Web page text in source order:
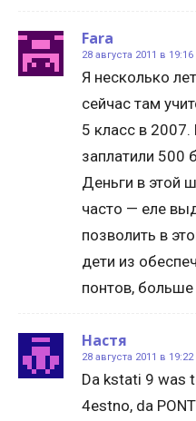
Fara
28 августа 2011 в 19:16
Я несколько
сейчас там
5 класс в 2007.
заплатили 500
Деньги в этой
часто — еле
позволить в
дети из
понтов,
Настя
28 августа 2011 в 19:22
Da kstati 9 was
4estno, da